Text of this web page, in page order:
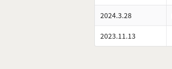
2024.3.28
2023.11.13